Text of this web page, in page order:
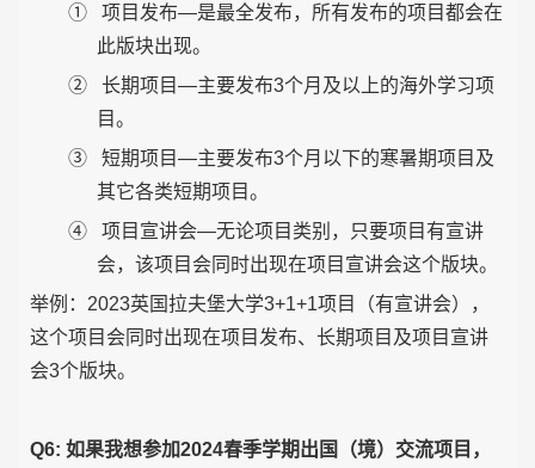
① 项目发布—是最全发布，所有发布的项目都会在
此版块出现。
② 长期项目—主要发布3个月及以上的海外学习项
目。
③ 短期项目—主要发布3个月以下的寒暑期项目及
其它各类短期项目。
④ 项目宣讲会—无论项目类别，只要项目有宣讲
会，该项目会同时出现在项目宣讲会这个版块。
举例：2023英国拉夫堡大学3+1+1项目（有宣讲会），
这个项目会同时出现在项目发布、长期项目及项目宣讲
会3个版块。
Q6: 如果我想参加2024春季学期出国（境）交流项目，